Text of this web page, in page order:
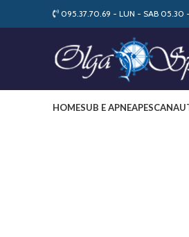
095.37.70.69 - LUN - SAB 05.30
HOMESUB E APNEAPESCA